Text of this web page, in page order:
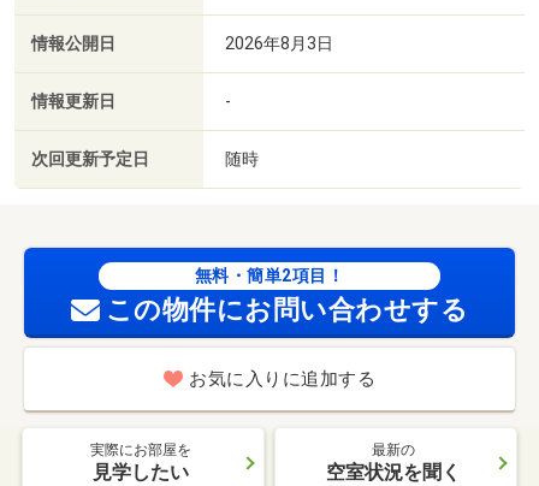
情報公開日 2026年8月3日
情報更新日 -
次回更新予定日 随時
無料・簡単2項目！
この物件にお問い合わせする
お気に入りに追加する
実際にお部屋を
見学したい
最新の
空室状況を聞く